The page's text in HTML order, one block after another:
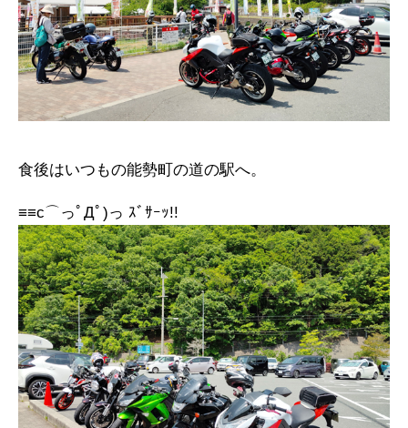
食後はいつもの能勢町の道の駅へ。
≡≡c⌒っﾟДﾟ)っ ｽﾞｻｰｯ!!